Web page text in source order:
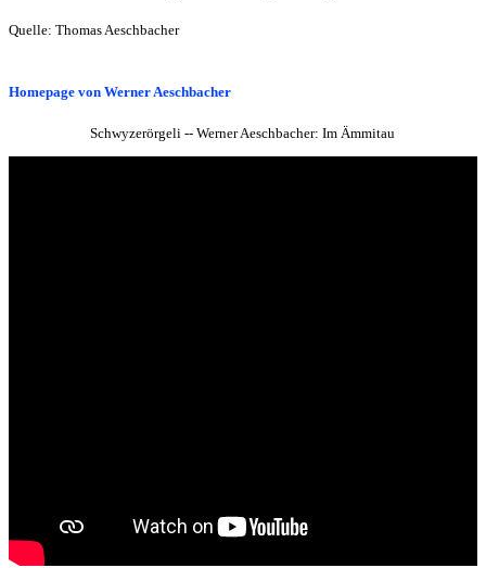
Quelle: Thomas Aeschbacher
Homepage von Werner Aeschbacher
Schwyzerörgeli -- Werner Aeschbacher: Im Ämmitau